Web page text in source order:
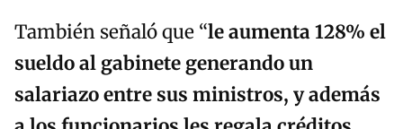
También señaló que “le aumenta 128% el
sueldo al gabinete generando un
salariazo entre sus ministros, y además